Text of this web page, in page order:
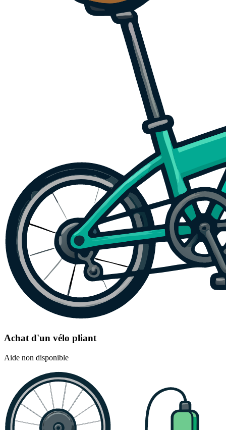
Achat d'un vélo pliant
Aide non disponible